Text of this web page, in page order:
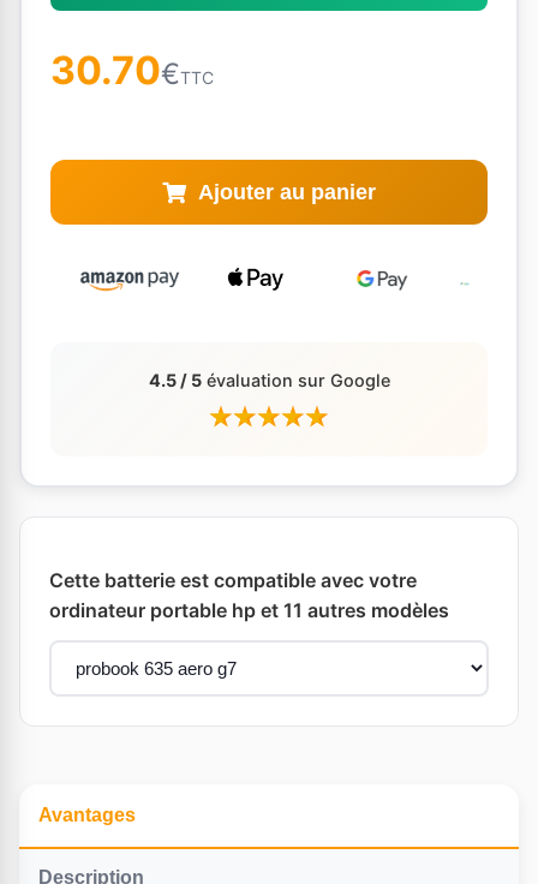
30.70€TTC
Ajouter au panier
4.5 / 5évaluation sur Google
Cette batterie est compatible avec votre
ordinateur portable hp et 11 autres modèles
Avantages
Description